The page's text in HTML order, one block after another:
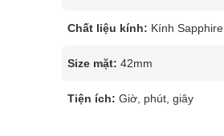
Chất liệu kính: Kính Sapphire
Size mặt: 42mm
Tiện ích: Giờ, phút, giây